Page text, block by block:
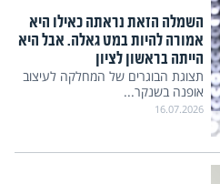
השמלה הזאת נראתה כאילו היא
אמורה להיות במט גאלה. אבל היא
הייתה בראשון לציון
תצוגת הבוגרים של המחלקה לעיצוב
אופנה בשנקר...
16.07.2026